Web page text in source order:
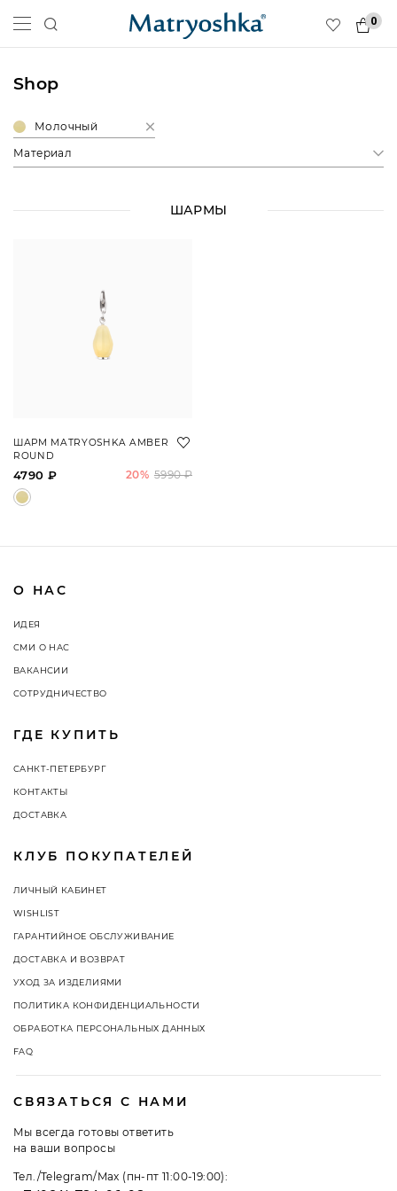
0
Shop
Молочный
Материал
ШАРМЫ
ШАРМ MATRYOSHKA AMBER
ROUND
4790 ₽ 5990 ₽
20%
О НАС
ИДЕЯ
СМИ О НАС
ВАКАНСИИ
СОТРУДНИЧЕСТВО
ГДЕ КУПИТЬ
САНКТ-ПЕТЕРБУРГ
КОНТАКТЫ
ДОСТАВКА
КЛУБ ПОКУПАТЕЛЕЙ
ЛИЧНЫЙ КАБИНЕТ
WISHLIST
ГАРАНТИЙНОЕ ОБСЛУЖИВАНИЕ
ДОСТАВКА И ВОЗВРАТ
УХОД ЗА ИЗДЕЛИЯМИ
ПОЛИТИКА КОНФИДЕНЦИАЛЬНОСТИ
ОБРАБОТКА ПЕРСОНАЛЬНЫХ ДАННЫХ
FAQ
СВЯЗАТЬСЯ С НАМИ
Мы всегда готовы ответить
на ваши вопросы
Тел./Telegram/Max (пн-пт 11:00-19:00):